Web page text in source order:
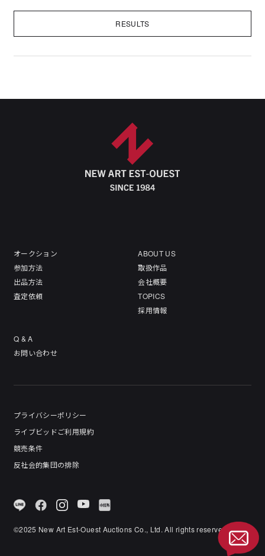
RESULTS
オークション
参加方法
出品方法
査定依頼
ABOUT US
取扱作品
会社概要
TOPICS
採用情報
Q & A
お問い合わせ
プライバシーポリシー
ライブビッドご利用規約
競売条件
反社会的集団の排除
©︎2025 New Art Est-Ouest Auctions Co., Ltd. All rights reserved.